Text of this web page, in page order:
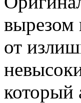
вырезом
от
который